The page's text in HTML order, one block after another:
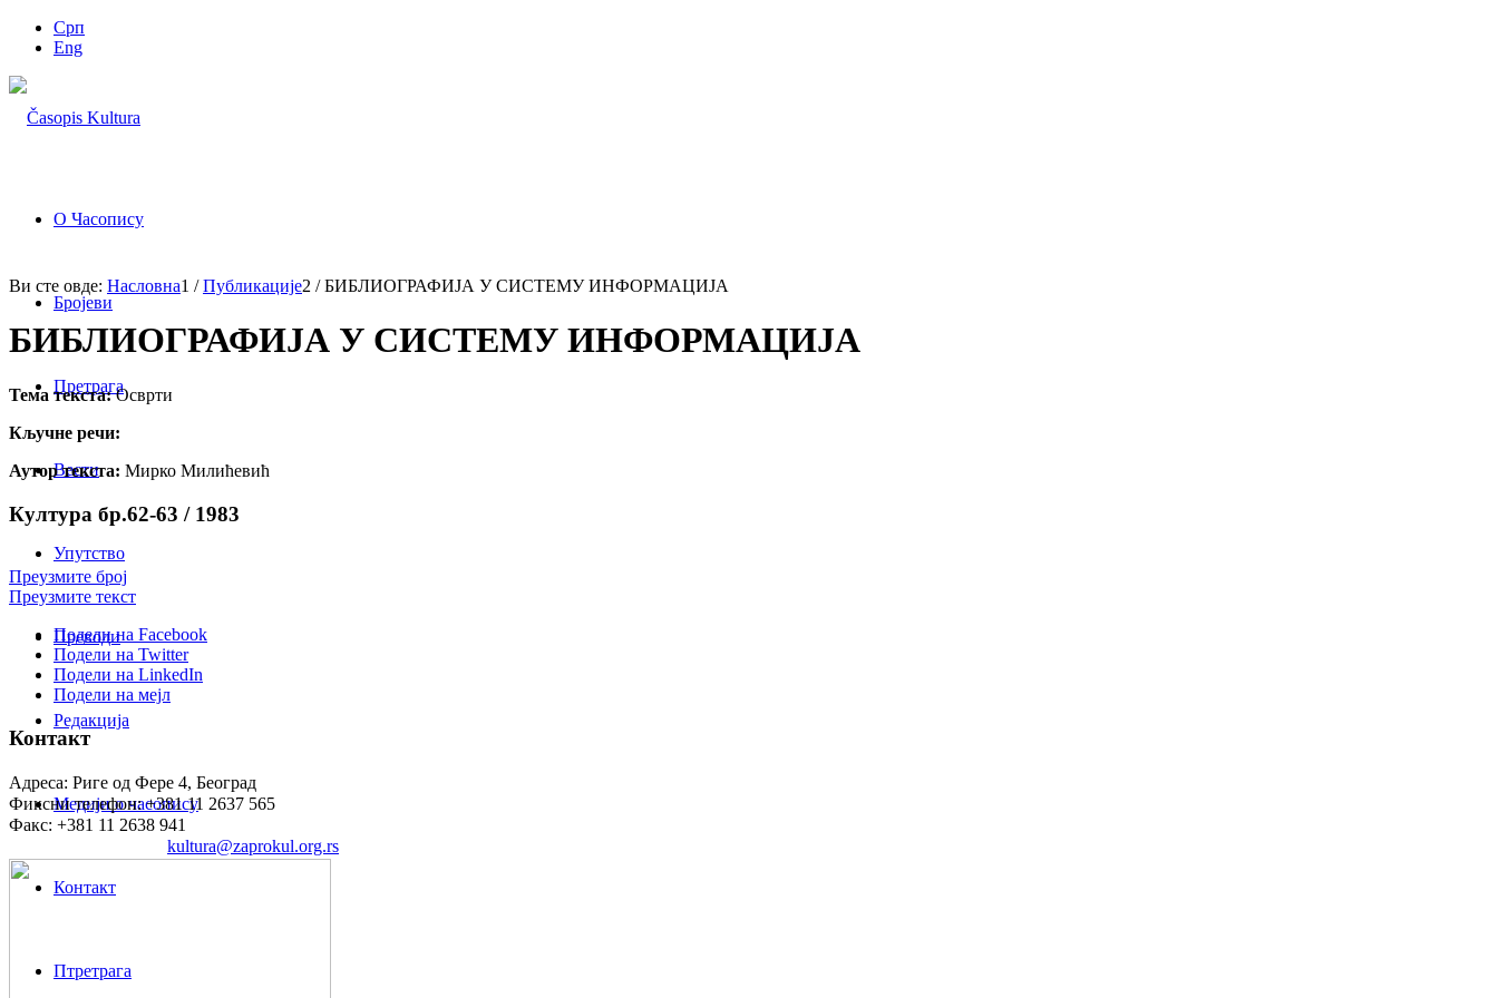
Срп
Eng
О Часопису
Бројеви
Претрага
Вести
Упутство
Преводи
Редакција
Медији о часопису
Контакт
Птретрага
Ви сте овде: Насловна1 / Публикације2 / БИБЛИОГРАФИЈА У СИСТЕМУ ИНФОРМАЦИЈА
БИБЛИОГРАФИЈА У СИСТЕМУ ИНФОРМАЦИЈА
Тема текста:Осврти
Кључне речи:
Аутор текста: Мирко Милићевић
Култура бр.62-63 / 1983
Преузмите број
Преузмите текст
Подели на Facebook
Подели на Twitter
Подели на LinkedIn
Подели на мејл
Контакт
Адреса: Риге од Фере 4, Београд
Фиксни телефон: +381 11 2637 565
Факс: +381 11 2638 941
kultura@zaprokul.org.rs